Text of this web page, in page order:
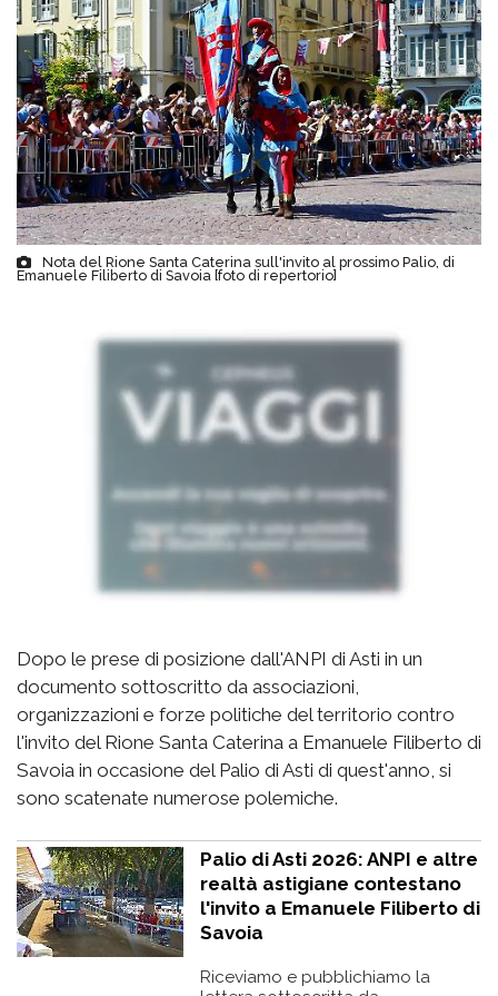
Nota del Rione Santa Caterina sull'invito al prossimo Palio, di
Emanuele Filiberto di Savoia [foto di repertorio]
Dopo le prese di posizione dall'ANPI di Asti in un
documento sottoscritto da associazioni,
organizzazioni e forze politiche del territorio contro
l'invito del Rione Santa Caterina a Emanuele Filiberto di
Savoia in occasione del Palio di Asti di quest'anno, si
sono scatenate numerose polemiche.
Palio di Asti 2026: ANPI e altre
realtà astigiane contestano
l'invito a Emanuele Filiberto di
Savoia
Riceviamo e pubblichiamo la